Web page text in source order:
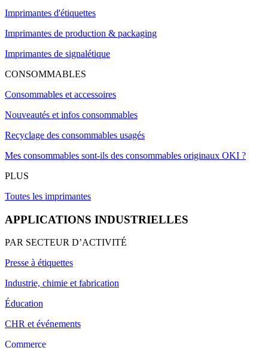
Imprimantes d'étiquettes
Imprimantes de production & packaging
Imprimantes de signalétique
CONSOMMABLES
Consommables et accessoires
Nouveautés et infos consommables
Recyclage des consommables usagés
Mes consommables sont-ils des consommables originaux OKI ?
PLUS
Toutes les imprimantes
APPLICATIONS INDUSTRIELLES
PAR SECTEUR D’ACTIVITÉ
Presse à étiquettes
Industrie, chimie et fabrication
Éducation
CHR et événements
Commerce